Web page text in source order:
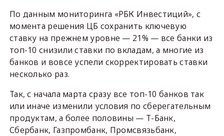
По данным мониторинга «РБК Инвестиций», с
момента решения ЦБ сохранить ключевую
ставку на прежнем уровне — 21% — все банки из
топ-10 снизили ставки по вкладам, а многие из
банков и вовсе успели скорректировать ставки
несколько раз.
Так, с начала марта сразу все топ-10 банков так
или иначе изменили условия по сберегательным
продуктам, а более половины — Т-Банк,
Сбербанк, Газпромбанк, Промсвязьбанк,